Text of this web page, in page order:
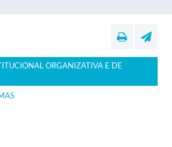
ORGANIZATIVA E DE